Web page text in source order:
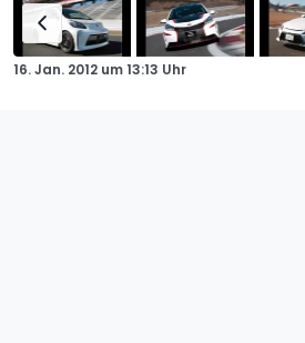
16. Jan. 2012 um13:13 Uhr